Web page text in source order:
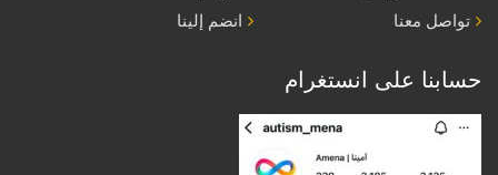
تواصل معنا
انضم إلينا
حسابنا على انستغرام